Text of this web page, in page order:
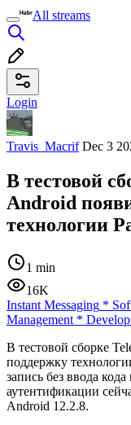
All streams
Login
Travis_MacrifDec 3
В тестовой
Android
технологии
1 min
16K
Instant Messaging *
Management *
В тестовой сборке
поддержку
запись без ввода
аутентификации
Android 12.2.8.